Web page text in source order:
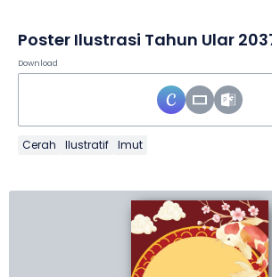
Download
Cerah Ilustratif Imut